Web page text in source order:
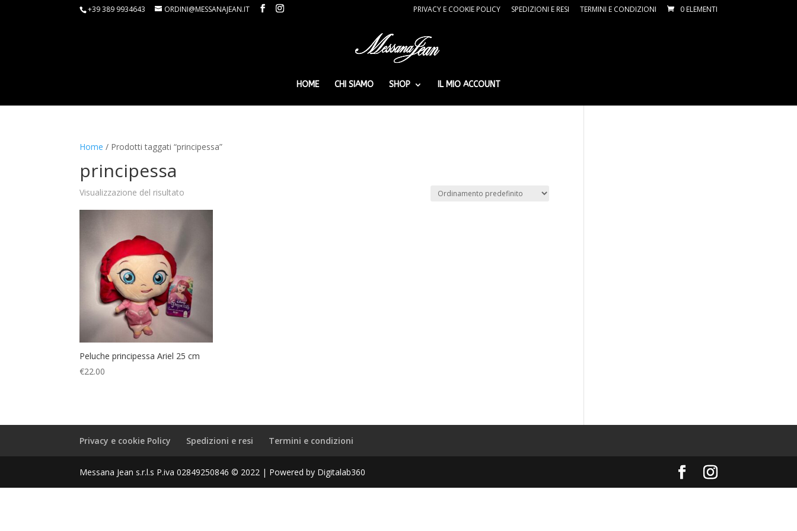
+39 389 9934643 ORDINI@MESSANAJEAN.IT PRIVACY E COOKIE POLICY SPEDIZIONI E RESI TERMINI E CONDIZIONI 0 ELEMENTI
HOME CHI SIAMO SHOP IL MIO ACCOUNT
Home / Prodotti taggati “principessa”
principessa
Visualizzazione del risultato
Peluche principessa Ariel 25 cm
€22.00
Privacy e cookie Policy Spedizioni e resi Termini e condizioni
Messana Jean s.r.l.s P.iva 02849250846 © 2022 | Powered by Digitalab360